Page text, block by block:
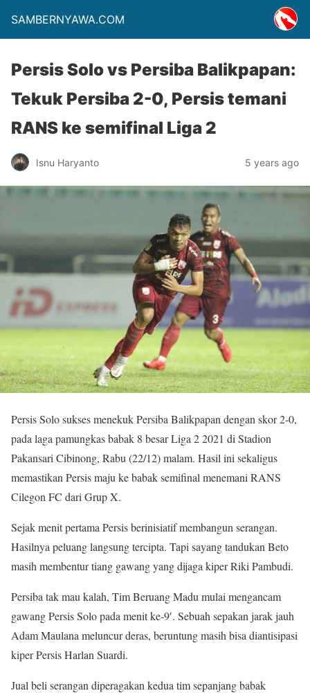
SAMBERNYAWA.COM
Persis Solo vs Persiba Balikpapan:
Tekuk Persiba 2-0, Persis temani
RANS ke semifinal Liga 2
Isnu Haryanto 5 years ago
Persis Solo sukses menekuk Persiba Balikpapan dengan skor 2-0,
pada laga pamungkas babak 8 besar Liga 2 2021 di Stadion
Pakansari Cibinong, Rabu (22/12) malam. Hasil ini sekaligus
memastikan Persis maju ke babak semifinal menemani RANS
Cilegon FC dari Grup X.
Sejak menit pertama Persis berinisiatif membangun serangan.
Hasilnya peluang langsung tercipta. Tapi sayang tandukan Beto
masih membentur tiang gawang yang dijaga kiper Riki Pambudi.
Persiba tak mau kalah, Tim Beruang Madu mulai mengancam
gawang Persis Solo pada menit ke-9′. Sebuah sepakan jarak jauh
Adam Maulana meluncur deras, beruntung masih bisa diantisipasi
kiper Persis Harlan Suardi.
Jual beli serangan diperagakan kedua tim sepanjang babak